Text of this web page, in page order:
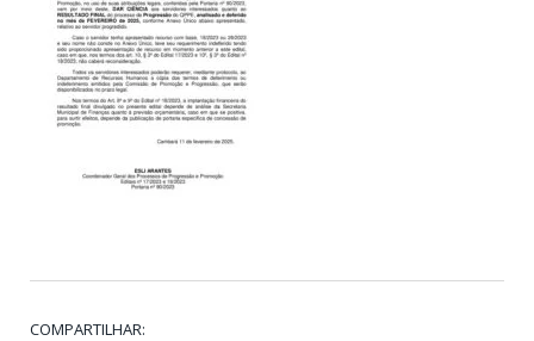
COMPARTILHAR: